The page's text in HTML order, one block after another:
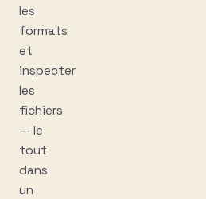
les
formats
et
inspecter
les
fichiers
— le
tout
dans
un